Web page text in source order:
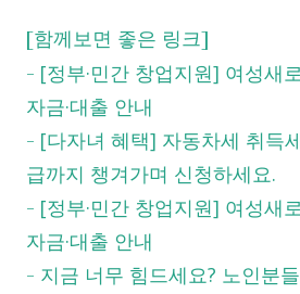
[함께보면 좋은 링크]
- [정부·민간 창업지원] 여성새
자금·대출 안내
- [다자녀 혜택] 자동차세 취득
급까지 챙겨가며 신청하세요.
- [정부·민간 창업지원] 여성새
자금·대출 안내
- 지금 너무 힘드세요? 노인분